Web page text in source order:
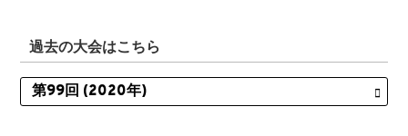
過去の大会はこちら